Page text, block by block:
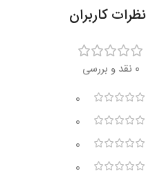
نظرات کاربران
0 نقد و بررسی
0
0
0
0